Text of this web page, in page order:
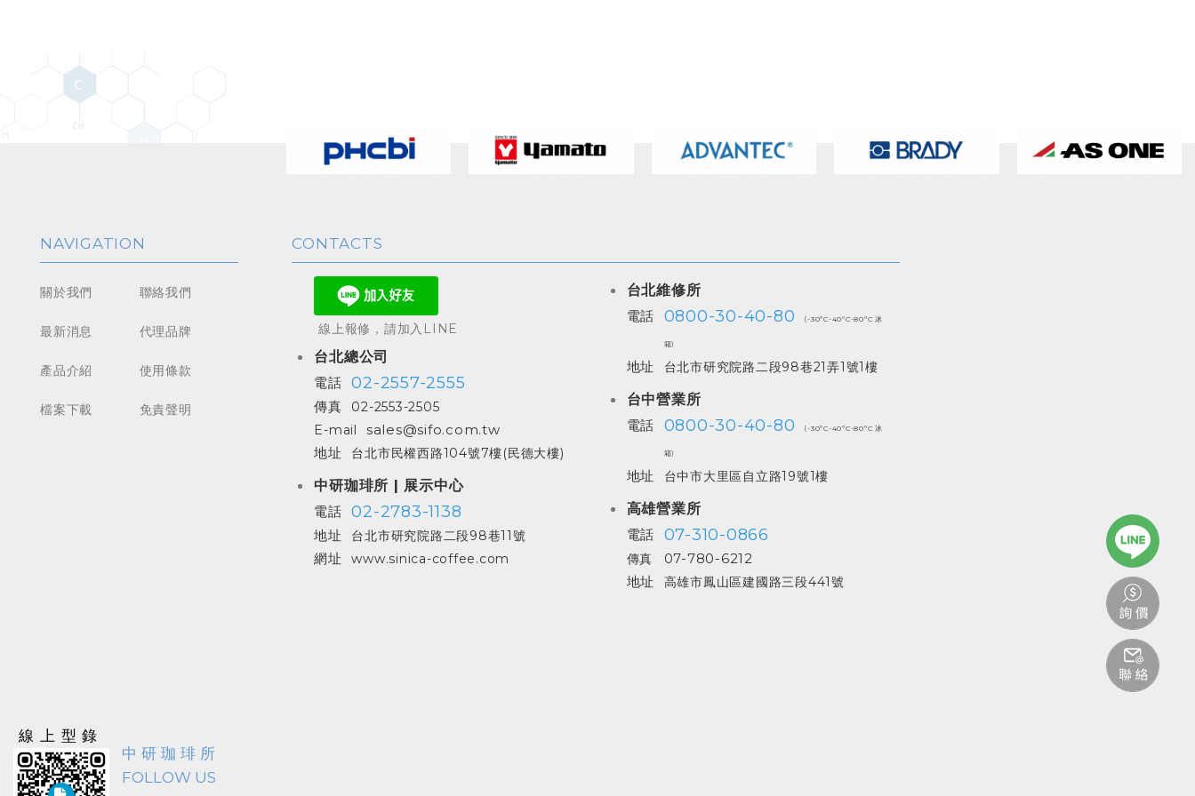
NAVIGATION
關於我們
最新消息
產品介紹
檔案下載
聯絡我們
代理品牌
使用條款
免責聲明
CONTACTS
線上報修，請加入LINE
台北總公司
電話 02-2557-2555
傳真
02-2553-2505
E-mail
sales@sifo.com.tw
地址
台北市民權西路104號7樓(民德大樓)
中研珈琲所 | 展示中心
電話 02-2783-1138
地址 台北市研究院路二段98巷11號
網址 www.sinica-coffee.com
台北維修所
電話
0800-30-40-80 (-30ºC-40ºC-80ºC 冰
箱)
地址 台北市研究院路二段98巷21弄1號1樓
台中營業所
電話
0800-30-40-80 (-30ºC-40ºC-80ºC 冰
箱)
地址 台中市大里區自立路19號1樓
高雄營業所
電話
07-310-0866
傳真
07-780-6212
地址
高雄市鳳山區建國路三段441號
線上型錄
中研珈琲所
FOLLOW US